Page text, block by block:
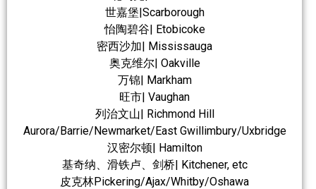
世嘉堡|Scarborough
怡陶碧谷| Etobicoke
密西沙加| Mississauga
奥克维尔| Oakville
万锦| Markham
旺市| Vaughan
列治文山| Richmond Hill
Aurora/Barrie/Newmarket/East Gwillimbury/Uxbridge
汉密尔顿| Hamilton
基奇纳、滑铁卢、剑桥| Kitchener, etc
皮克林Pickering/Ajax/Whitby/Oshawa